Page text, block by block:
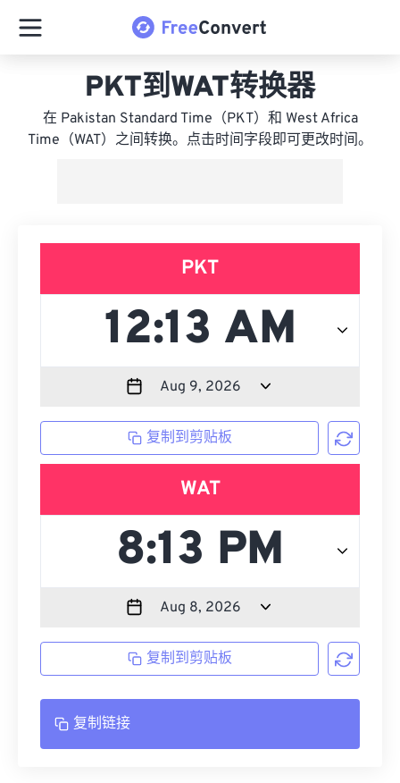
PKT到WAT转换器
在 Pakistan Standard Time（PKT）和 West Africa
Time（WAT）之间转换。点击时间字段即可更改时间。
PKT
复制到剪贴板
WAT
复制到剪贴板
复制链接